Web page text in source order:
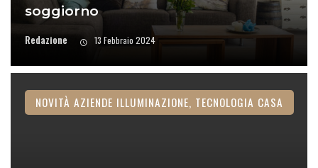
soggiorno
Redazione 13 Febbraio 2024
NOVITÀ AZIENDE ILLUMINAZIONE, TECNOLOGIA CASA